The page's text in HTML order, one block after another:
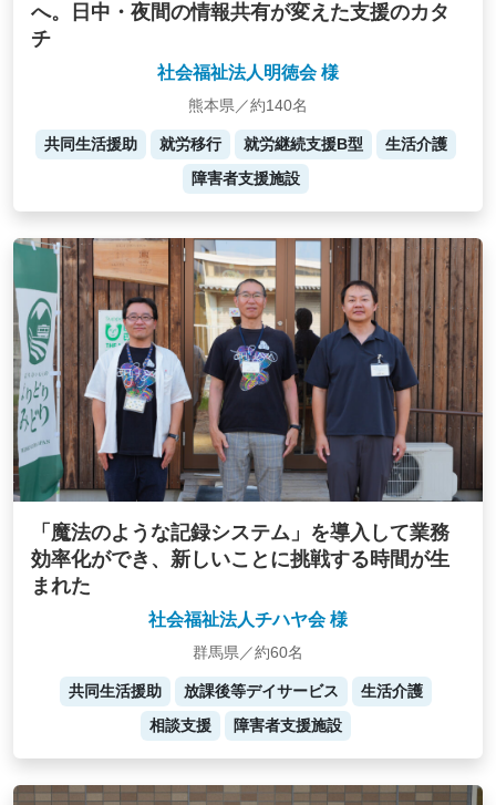
へ。日中・夜間の情報共有が変えた支援のカタ
チ
社会福祉法人明徳会 様
熊本県／約140名
共同生活援助 就労移行 就労継続支援B型
生活介護
障害者支援施設
「魔法のような記録システム」を導入して業務
効率化ができ、新しいことに挑戦する時間が生
まれた
社会福祉法人チハヤ会 様
群馬県／約60名
共同生活援助 放課後等デイサービス
生活介護
相談支援
障害者支援施設